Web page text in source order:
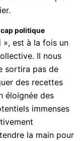
de la
– jadis
désormais
oriflammes
utilisés
mais
à la domination
hier.
ne rien